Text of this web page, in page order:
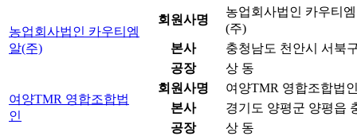
농업회사법인 카우티엠
알(주)
회원사명
농업회사법인 카우티
(주)
본사
충청남도 천안시 서북
공장
상 동
여양TMR 영합조합법
인
회원사명
여양TMR 영합조합법
본사
경기도 양평군 양평읍
공장
상 동